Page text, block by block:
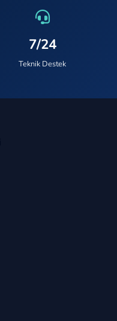
7/24
Teknik Destek